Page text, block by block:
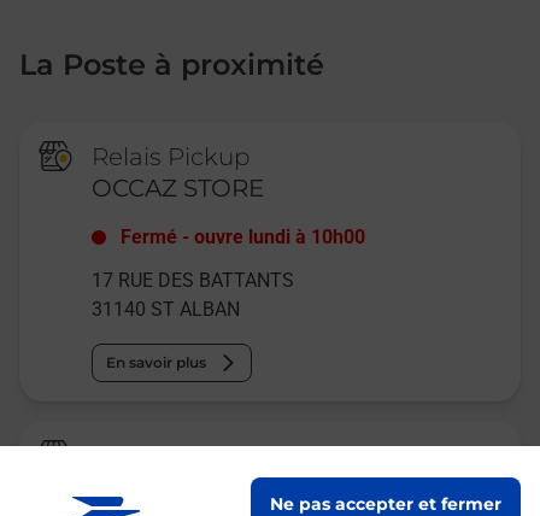
Ne pas accepter et fermer
La Poste à proximité
Relais Pickup
OCCAZ STORE
Fermé -ouvre lundi à 10h00
17 RUE DES BATTANTS
31140 ST ALBAN
En savoir plus
La Poste Relais
FENOUILLET AUCHAN